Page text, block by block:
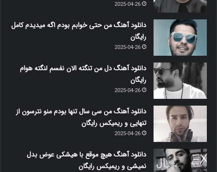
2025-04-26
دانلود آهنگ من حتی خوابم بودم اگه میدیدم کامل
رایگان
2025-04-26
دانلود آهنگ دل من تنگته الان نفسم لنگته هوام
رایگان
2025-04-26
دانلود آهنگ من سی سال تنها بودم منو نترسون از
تنهایی و ریمیکس رایگان
2025-04-26
دانلود آهنگ هیچ موقع با هیشکی عوض بدل
نمیشی و ریمیکس رایگان